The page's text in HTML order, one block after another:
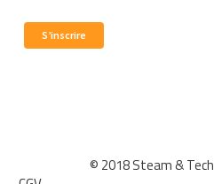
S’inscrire
© 2018 Steam & Tech